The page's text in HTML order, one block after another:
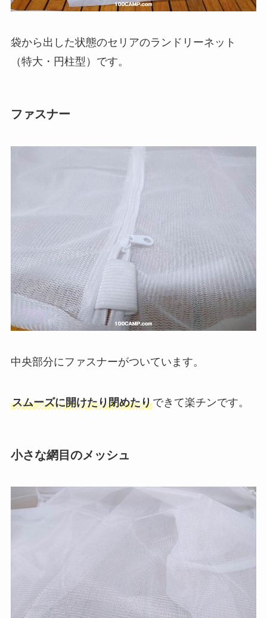
袋から出した状態のセリアのランドリーネット
（特大・円柱型）です。
ファスナー
中央部分にファスナーがついています。
スムーズに開けたり閉めたりできて楽チンです。
小さな網目のメッシュ